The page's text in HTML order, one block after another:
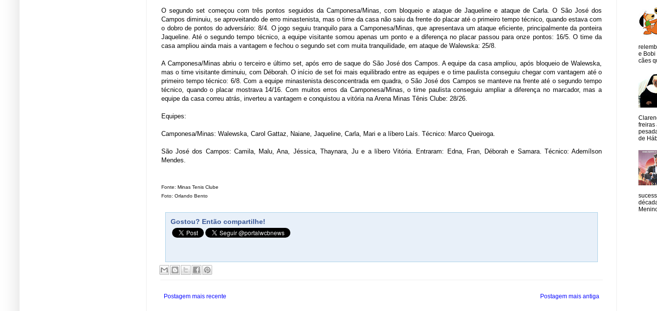
O segundo set começou com três pontos seguidos da Camponesa/Minas, com bloqueio e ataque de Jaqueline e ataque de Carla. O São José dos
Campos diminuiu, se aproveitando de erro minastenista, mas o time da casa não saiu da frente do placar até o primeiro tempo técnico, quando estava com
o dobro de pontos do adversário: 8/4. O jogo seguiu tranquilo para a Camponesa/Minas, que apresentava um ataque eficiente, principalmente da ponteira
Jaqueline. Até o segundo tempo técnico, a equipe visitante somou apenas um ponto e a diferença no placar passou para onze pontos: 16/5. O time da
casa ampliou ainda mais a vantagem e fechou o segundo set com muita tranquilidade, em ataque de Walewska: 25/8.
A Camponesa/Minas abriu o terceiro e último set, após erro de saque do São José dos Campos. A equipe da casa ampliou, após bloqueio de Walewska,
mas o time visitante diminuiu, com Déborah. O início de set foi mais equilibrado entre as equipes e o time paulista conseguiu chegar com vantagem até o
primeiro tempo técnico: 6/8. Com a equipe minastenista desconcentrada em quadra, o São José dos Campos se manteve na frente até o segundo tempo
técnico, quando o placar mostrava 14/16. Com muitos erros da Camponesa/Minas, o time paulista conseguiu ampliar a diferença no marcador, mas a
equipe da casa correu atrás, inverteu a vantagem e conquistou a vitória na Arena Minas Tênis Clube: 28/26.
Equipes:
Camponesa/Minas: Walewska, Carol Gattaz, Naiane, Jaqueline, Carla, Mari e a líbero Laís. Técnico: Marco Queiroga.
São José dos Campos: Camila, Malu, Ana, Jéssica, Thaynara, Ju e a líbero Vitória. Entraram: Edna, Fran, Déborah e Samara. Técnico: Ademílson
Mendes.
Fonte: Minas Tenis Clube
Foto: Orlando Bento
Gostou? Então compartilhe!
Postagem mais recente Postagem mais antiga
e Bobi
cães
freiras
de